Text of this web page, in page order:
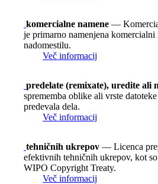
komercialne namene —
je primarno namenjena komercialni
nadomestilu.
Več informacij
predelate (remixate), uredite ali
sprememba oblike ali vrste
predevala dela.
Več informacij
tehničnih ukrepov — Licenca
efektivnih tehničnih ukrepov, kot
WIPO Copyright Treaty.
Več informacij